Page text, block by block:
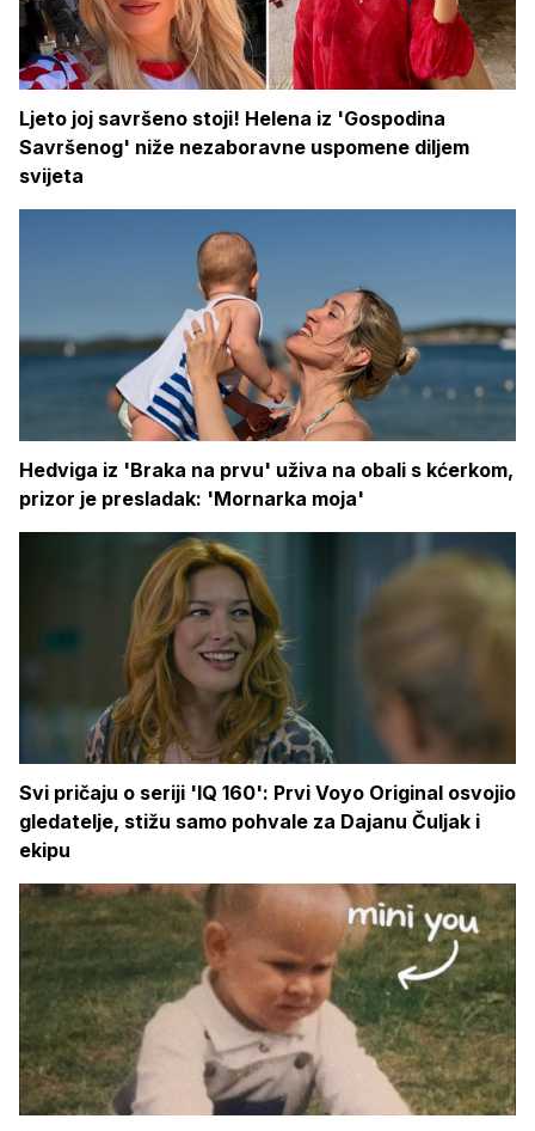
Ljeto joj savršeno stoji! Helena iz 'Gospodina
Savršenog' niže nezaboravne uspomene diljem
svijeta
Hedviga iz 'Braka na prvu' uživa na obali s kćerkom,
prizor je presladak: 'Mornarka moja'
Svi pričaju o seriji 'IQ 160': Prvi Voyo Original osvojio
gledatelje, stižu samo pohvale za Dajanu Čuljak i
ekipu